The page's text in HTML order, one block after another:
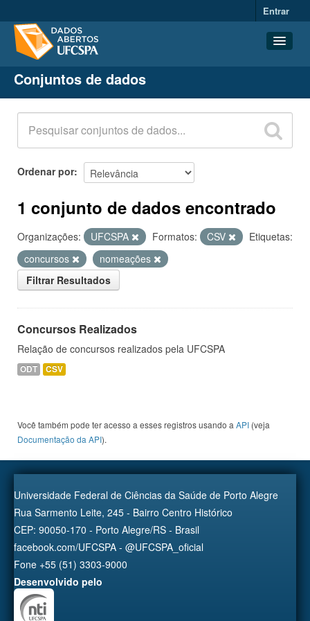
Entrar
Conjuntos de dados
Organizações
Grupos
Sobre
Conjuntos de dados
Ordenar por
1 conjunto de dados encontrado
Organizações: UFCSPA Formatos: CSV
Etiquetas:
concursos
nomeações
Filtrar Resultados
Concursos Realizados
Relação de concursos realizados pela UFCSPA
ODT CSV
Você também pode ter acesso a esses registros usando a API (veja
Documentação da API).
Universidade Federal de Ciências da Saúde de Porto Alegre
Rua Sarmento Leite, 245 - Bairro Centro Histórico
CEP: 90050-170 - Porto Alegre/RS - Brasil
facebook.com/UFCSPA - @UFCSPA_oficial
Fone +55 (51) 3303-9000
Desenvolvido pelo